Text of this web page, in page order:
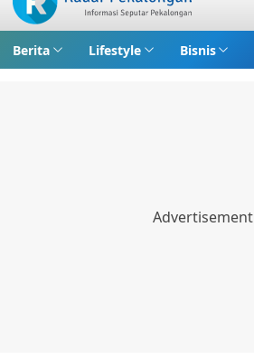
Berita Lifestyle Bisnis